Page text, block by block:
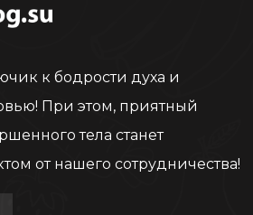
к бодрости духа и
При этом, приятный
тела станет
от нашего сотрудничества!